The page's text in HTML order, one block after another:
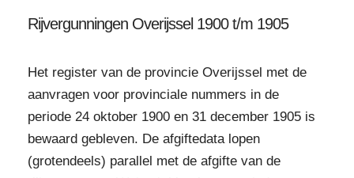
Rijvergunningen Overijssel 1900 t/m 1905
Het register van de provincie Overijssel met de
aanvragen voor provinciale nummers in de
periode 24 oktober 1900 en 31 december 1905 is
bewaard gebleven. De afgiftedata lopen
(grotendeels) parallel met de afgifte van de